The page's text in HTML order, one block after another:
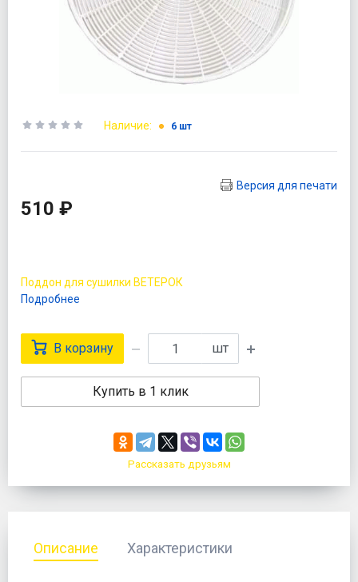
Наличие: 6 шт
Версия для печати
510 ₽
Поддон для сушилки ВЕТЕРОК
Подробнее
В корзину шт
Купить в 1 клик
Рассказать друзьям
Описание Характеристики